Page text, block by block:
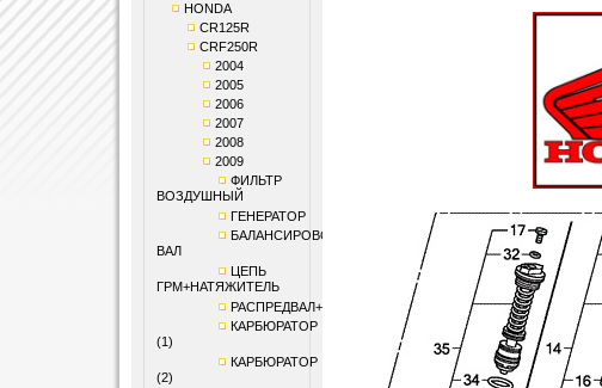
HONDA
CR125R
CRF250R
2004
2005
2006
2007
2008
2009
ФИЛЬТР
ВОЗДУШНЫЙ
ГЕНЕРАТОР
БАЛАНСИРОВОЧНЫЙ
ВАЛ
ЦЕПЬ
ГРМ+НАТЯЖИТЕЛЬ
РАСПРЕДВАЛ+КЛАПАНЫ
КАРБЮРАТОР
(1)
КАРБЮРАТОР
(2)